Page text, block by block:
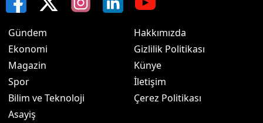
Gündem
Ekonomi
Magazin
Spor
Bilim ve Teknoloji
Asayiş
Hakkımızda
Gizlilik Politikası
Künye
İletişim
Çerez Politikası